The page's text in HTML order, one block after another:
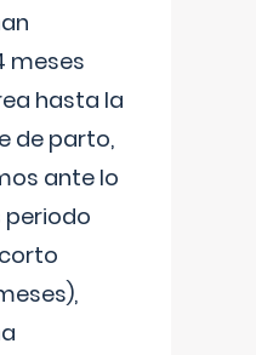
meses
hasta la
de parto,
ante lo